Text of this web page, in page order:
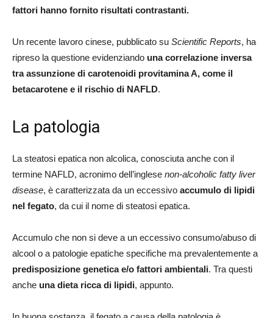
fattori hanno fornito risultati contrastanti.
Un recente lavoro cinese, pubblicato su Scientific Reports, ha
ripreso la questione evidenziando una correlazione inversa
tra assunzione di carotenoidi provitamina A, come il
betacarotene e il rischio di NAFLD.
La patologia
La steatosi epatica non alcolica, conosciuta anche con il
termine NAFLD, acronimo dell’inglese non-alcoholic fatty liver
disease, è caratterizzata da un eccessivo accumulo di lipidi
nel fegato, da cui il nome di steatosi epatica.
Accumulo che non si deve a un eccessivo consumo/abuso di
alcool o a patologie epatiche specifiche ma prevalentemente a
predisposizione genetica e/o fattori ambientali. Tra questi
anche una dieta ricca di lipidi, appunto.